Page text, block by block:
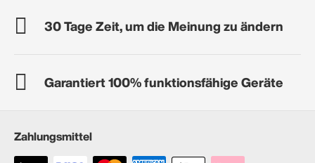
30 Tage Zeit, um die Meinung zu ändern
Garantiert 100% funktionsfähige Geräte
Zahlungsmittel